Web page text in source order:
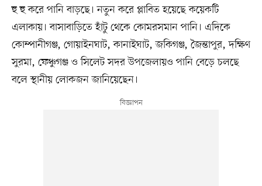
হু হু করে পানি বাড়ছে। নতুন করে প্লাবিত হয়েছে কয়েকটি
এলাকায়। বাসাবাড়িতে হাঁটু থেকে কোমরসমান পানি। এদিকে
কোম্পানীগঞ্জ, গোয়াইনঘাট, কানাইঘাট, জকিগঞ্জ, জৈন্তাপুর, দক্ষিণ
সুরমা, ফেঞ্চুগঞ্জ ও সিলেট সদর উপজেলায়ও পানি বেড়ে চলছে
বলে স্থানীয় লোকজন জানিয়েছেন।